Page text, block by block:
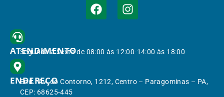
ATENDIMENTO
Segunda à Sexta de 08:00 às 12:00-14:00 às 18:00
ENDEREÇO
End.: Av. do Contorno, 1212, Centro – Paragominas – PA,
CEP: 68625-445